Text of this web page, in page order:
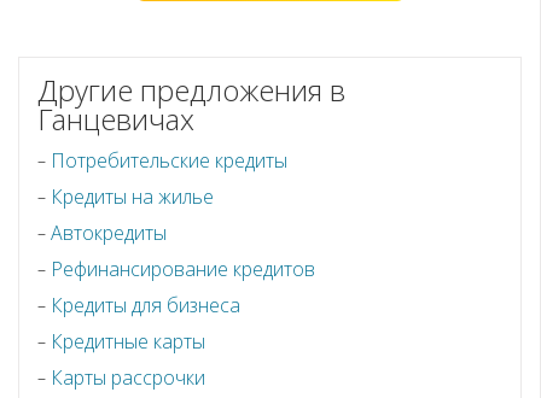
Другие предложения в
Ганцевичах
Потребительские кредиты
Кредиты на жилье
Автокредиты
Рефинансирование кредитов
Кредиты для бизнеса
Кредитные карты
Карты рассрочки